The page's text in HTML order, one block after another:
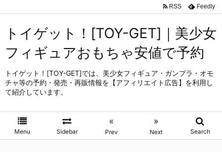
トイゲット！[TOY-GET]｜美少女
フィギュアおもちゃ安値で予約
トイゲット！[TOY-GET]では、美少女フィギュア・ガンプラ・オモ
チャ等の予約・発売・再販情報を【アフィリエイト広告】を利用し
て紹介しています。
Menu Sidebar
«
Prev
»
Next Search
RSS Feedly